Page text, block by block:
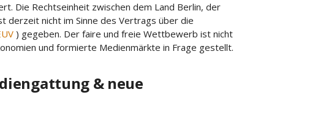
Die Rechtseinheit zwischen dem Land Berlin, der
derzeit nicht im Sinne des Vertrags über die
) gegeben. Der faire und freie Wettbewerb ist nicht
und formierte Medienmärkte in Frage gestellt.
& neue